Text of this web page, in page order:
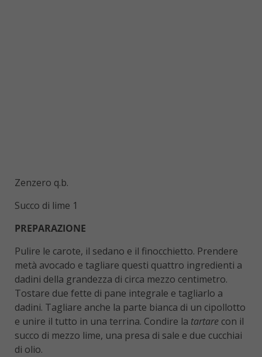
Zenzero q.b.
Succo di lime 1
PREPARAZIONE
Pulire le carote, il sedano e il finocchietto. Prendere
metà avocado e tagliare questi quattro ingredienti a
dadini della grandezza di circa mezzo centimetro.
Tostare due fette di pane integrale e tagliarlo a
dadini. Tagliare anche la parte bianca di un cipollotto
e unire il tutto in una terrina. Condire la tartare con il
succo di mezzo lime, una presa di sale e due cucchiai
di olio.